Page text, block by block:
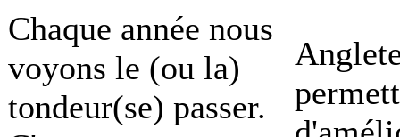
Chaque année nous
voyons le (ou la)
tondeur(se) passer.